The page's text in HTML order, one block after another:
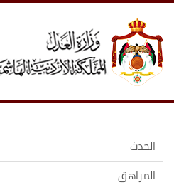
الحدث
المراهق